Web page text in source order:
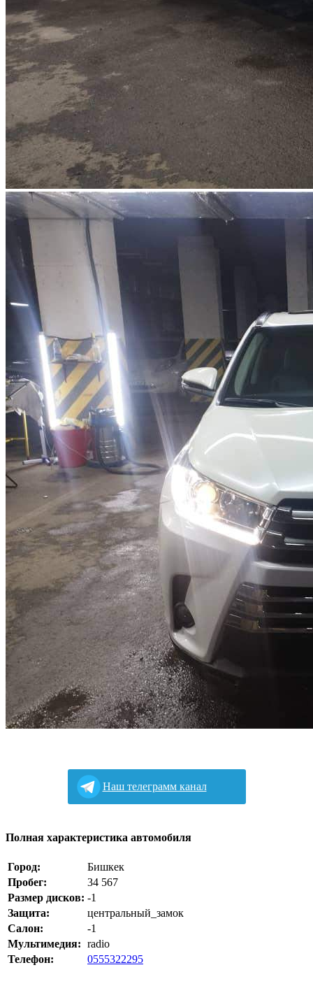
Наш телеграмм канал
Полная характеристика автомобиля
Город:
Бишкек
Пробег:
34 567
Размер дисков: -1
Защита:
центральный_замок
Салон:
-1
Мультимедия: radio
Телефон:
0555322295